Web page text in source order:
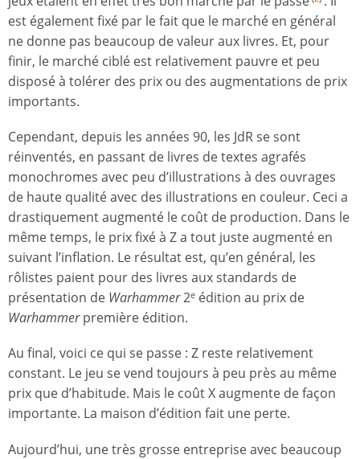
est également fixé par le fait que le marché en général
ne donne pas beaucoup de valeur aux livres. Et, pour
finir, le marché ciblé est relativement pauvre et peu
disposé à tolérer des prix ou des augmentations de prix
importants.
Cependant, depuis les années 90, les JdR se sont
réinventés, en passant de livres de textes agrafés
monochromes avec peu d’illustrations à des ouvrages
de haute qualité avec des illustrations en couleur. Ceci a
drastiquement augmenté le coût de production. Dans le
même temps, le prix fixé à Z a tout juste augmenté en
suivant l’inflation. Le résultat est, qu’en général, les
rôlistes paient pour des livres aux standards de
présentation de Warhammer2e édition au prix de
Warhammerpremière édition.
Au final, voici ce qui se passe : Z reste relativement
constant. Le jeu se vend toujours à peu près au même
prix que d’habitude. Mais le coût X augmente de façon
importante. La maison d’édition fait une perte.
Aujourd’hui, une très grosse entreprise avec beaucoup